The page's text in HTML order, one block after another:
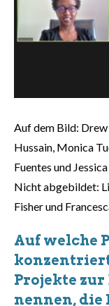
Auf dem Bild:
Hussain, Monica
Fuentes und
Nicht abgebildet:
Fisher und
Auf welche
Projekte
nennen, die